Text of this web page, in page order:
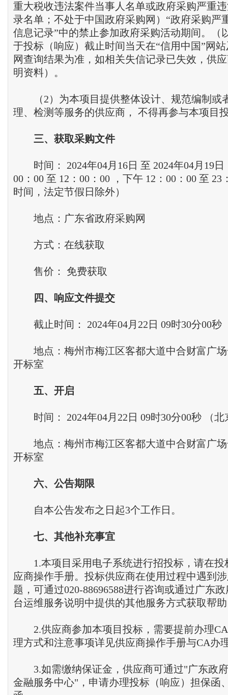
重大税收违法案件当事人名单或政府采购严重
录名单；不处于中国政府采购网）“政府采购严
信息记录”中的禁止参加政府采购活动期间。（
于投标（响应）截止时间当天在“信用中国”网
网查询结果为准，如相关失信记录已失效，供
明资料）。
（2）为本项目提供整体设计、规范编制或
理、检测等服务的供应商， 不得再参与本项目
三、获取采购文件
时间： 2024年04月16日 至 2024年04月19日
00：00 至 12：00：00 ，下午 12：00：00 至 23
时间，法定节假日除外）
地点：广东省政府采购网
方式：在线获取
售价： 免费获取
四、响应文件提交
截止时间： 2024年04月22日 09时30分00秒
地点：梅州市梅江区客都大道中合财富广场
开标室
五、开启
时间： 2024年04月22日 09时30分00秒 （北
地点：梅州市梅江区客都大道中合财富广场
开标室
六、公告期限
自本公告发布之日起3个工作日。
七、其他补充事宜
1.本项目采用电子系统进行招投标，请在投
应商操作手册。投标供应商在使用过程中遇到
题，可通过020-88696588进行咨询或通过广东
台运维服务说明中提供的其他服务方式获取帮
2.供应商参加本项目投标，需要提前办理CA
理方式和注意事项详见供应商操作手册与CA办
3.如需缴纳保证金，供应商可通过"广东政
金融服务中心"，申请办理投标（响应）担保函